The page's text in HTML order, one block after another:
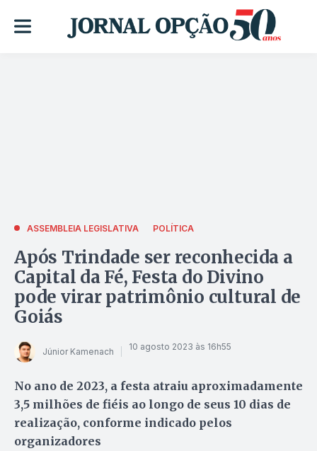
ASSEMBLEIA LEGISLATIVA POLÍTICA
Após Trindade ser reconhecida a
Capital da Fé, Festa do Divino
pode virar patrimônio cultural de
Goiás
Júnior Kamenach 10 agosto 2023 às 16h55
No ano de 2023, a festa atraiu aproximadamente
3,5 milhões de fiéis ao longo de seus 10 dias de
realização, conforme indicado pelos
organizadores